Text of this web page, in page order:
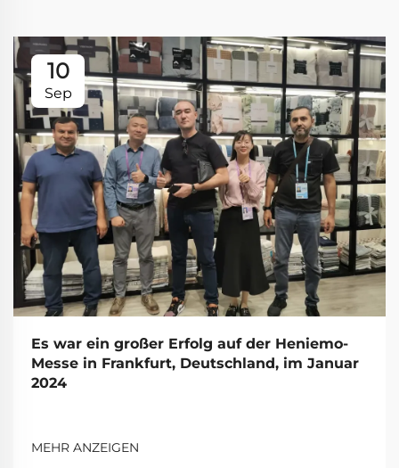
10
Sep
Es war ein großer Erfolg auf der Heniemo-
Messe in Frankfurt, Deutschland, im Januar
2024
MEHR ANZEIGEN